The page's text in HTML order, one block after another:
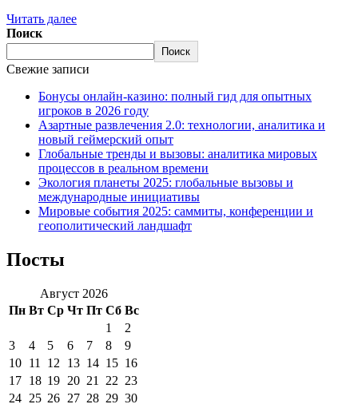
Читать далее
Поиск
Поиск
Свежие записи
Бонусы онлайн-казино: полный гид для опытных
игроков в 2026 году
Азартные развлечения 2.0: технологии, аналитика и
новый геймерский опыт
Глобальные тренды и вызовы: аналитика мировых
процессов в реальном времени
Экология планеты 2025: глобальные вызовы и
международные инициативы
Мировые события 2025: саммиты, конференции и
геополитический ландшафт
Посты
Август 2026
Пн Вт Ср Чт Пт Сб Вс
1
2
3
4 5 6 7 8
9
10 11 12 13 14 15 16
17 18 19 20 21 22 23
24 25 26 27 28 29 30